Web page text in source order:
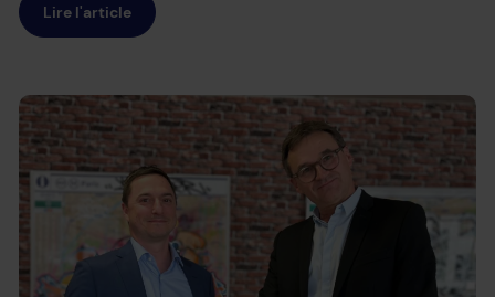
Lire l'article